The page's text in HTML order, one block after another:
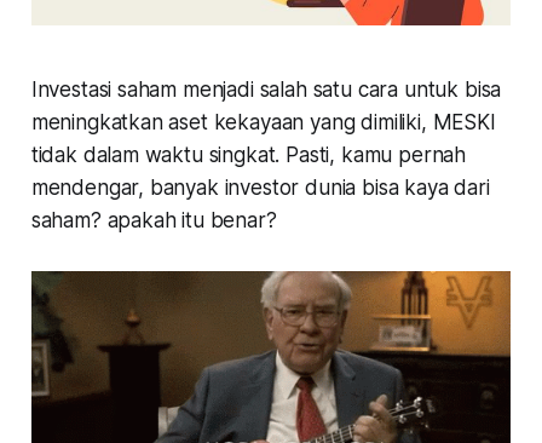
Investasi saham menjadi salah satu cara untuk bisa
meningkatkan aset kekayaan yang dimiliki, MESKI
tidak dalam waktu singkat. Pasti, kamu pernah
mendengar, banyak investor dunia bisa kaya dari
saham? apakah itu benar?